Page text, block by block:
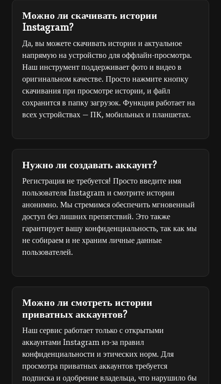
Можно ли скачивать истории
Instagram?
Да, вы можете скачивать истории и актуальное
напрямую на устройство для оффлайн-просмотра.
Наш инструмент поддерживает фото и видео в
оригинальном качестве. Просто нажмите кнопку
скачивания при просмотре истории, и файл
сохранится в папку загрузок. Функция работает на
всех устройствах — ПК, мобильных и планшетах.
Нужно ли создавать аккаунт?
Регистрация не требуется! Просто введите имя
пользователя Instagram и смотрите истории
анонимно. Мы стремимся обеспечить мгновенный
доступ без лишних препятствий. Это также
гарантирует вашу конфиденциальность, так как мы
не собираем и не храним личные данные
пользователей.
Можно ли смотреть истории
приватных аккаунтов?
Наш сервис работает только с открытыми
аккаунтами Instagram из-за правил
конфиденциальности и этических норм. Для
просмотра приватных аккаунтов требуется
подписка и одобрение владельца, что нарушило бы